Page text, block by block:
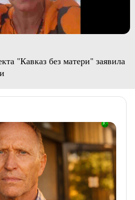
"Кавказ без матери" заявила